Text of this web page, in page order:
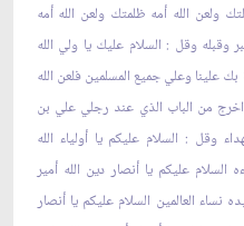
ولعن الله أمه ظلمتك ولعن الله أمه
وقل : السلام عليك يا ولي الله
علينا وعلي جميع المسلمين فلعن الله
اخرج من الباب الذي عند رجلي علي بن
وقل : السلام عليكم يا أولياء الله
السلام عليكم يا أنصار دين الله أمير
نساء العالمين السلام عليكم يا أنصار